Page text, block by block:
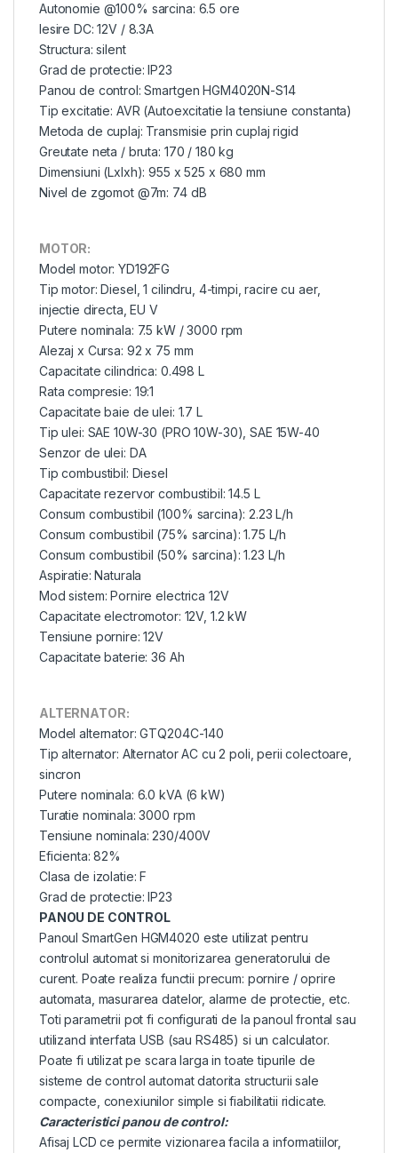
Autonomie @100% sarcina: 6.5 ore
Iesire DC: 12V / 8.3A
Structura: silent
Grad de protectie: IP23
Panou de control: Smartgen HGM4020N-S14
Tip excitatie: AVR (Autoexcitatie la tensiune constanta)
Metoda de cuplaj: Transmisie prin cuplaj rigid
Greutate neta / bruta: 170 / 180 kg
Dimensiuni (Lxlxh): 955 x 525 x 680 mm
Nivel de zgomot @7m: 74 dB
MOTOR:
Model motor: YD192FG
Tip motor: Diesel, 1 cilindru, 4-timpi, racire cu aer,
injectie directa, EU V
Putere nominala: 7.5 kW / 3000 rpm
Alezaj x Cursa: 92 x 75 mm
Capacitate cilindrica: 0.498 L
Rata compresie: 19:1
Capacitate baie de ulei: 1.7 L
Tip ulei: SAE 10W-30 (PRO 10W-30), SAE 15W-40
Senzor de ulei: DA
Tip combustibil: Diesel
Capacitate rezervor combustibil: 14.5 L
Consum combustibil (100% sarcina): 2.23 L/h
Consum combustibil (75% sarcina): 1.75 L/h
Consum combustibil (50% sarcina): 1.23 L/h
Aspiratie: Naturala
Mod sistem: Pornire electrica 12V
Capacitate electromotor: 12V, 1.2 kW
Tensiune pornire: 12V
Capacitate baterie: 36 Ah
ALTERNATOR:
Model alternator: GTQ204C-140
Tip alternator: Alternator AC cu 2 poli, perii colectoare,
sincron
Putere nominala: 6.0 kVA (6 kW)
Turatie nominala: 3000 rpm
Tensiune nominala: 230/400V
Eficienta: 82%
Clasa de izolatie: F
Grad de protectie: IP23
PANOU DE CONTROL
Panoul SmartGen HGM4020 este utilizat pentru
controlul automat si monitorizarea generatorului de
curent. Poate realiza functii precum: pornire / oprire
automata, masurarea datelor, alarme de protectie, etc.
Toti parametrii pot fi configurati de la panoul frontal sau
utilizand interfata USB (sau RS485) si un calculator.
Poate fi utilizat pe scara larga in toate tipurile de
sisteme de control automat datorita structurii sale
compacte, conexiunilor simple si fiabilitatii ridicate.
Caracteristici panou de control:
Afisaj LCD ce permite vizionarea facila a informatiilor,